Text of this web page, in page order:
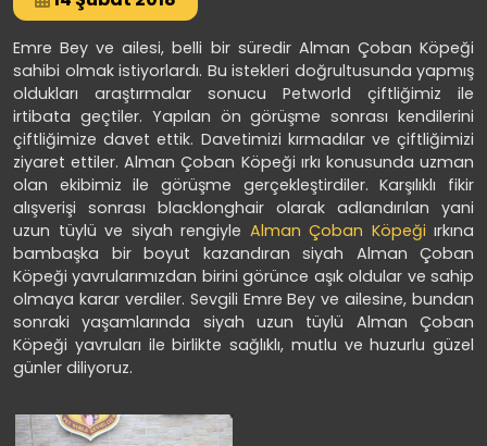
Emre Bey ve ailesi, belli bir süredir Alman Çoban Köpeği
sahibi olmak istiyorlardı. Bu istekleri doğrultusunda yapmış
oldukları araştırmalar sonucu Petworld çiftliğimiz ile
irtibata geçtiler. Yapılan ön görüşme sonrası kendilerini
çiftliğimize davet ettik. Davetimizi kırmadılar ve çiftliğimizi
ziyaret ettiler. Alman Çoban Köpeği ırkı konusunda uzman
olan ekibimiz ile görüşme gerçekleştirdiler. Karşılıklı fikir
alışverişi sonrası blacklonghair olarak adlandırılan yani
uzun tüylü ve siyah rengiyle Alman Çoban Köpeği ırkına
bambaşka bir boyut kazandıran siyah Alman Çoban
Köpeği yavrularımızdan birini görünce aşık oldular ve sahip
olmaya karar verdiler. Sevgili Emre Bey ve ailesine, bundan
sonraki yaşamlarında siyah uzun tüylü Alman Çoban
Köpeği yavruları ile birlikte sağlıklı, mutlu ve huzurlu güzel
günler diliyoruz.